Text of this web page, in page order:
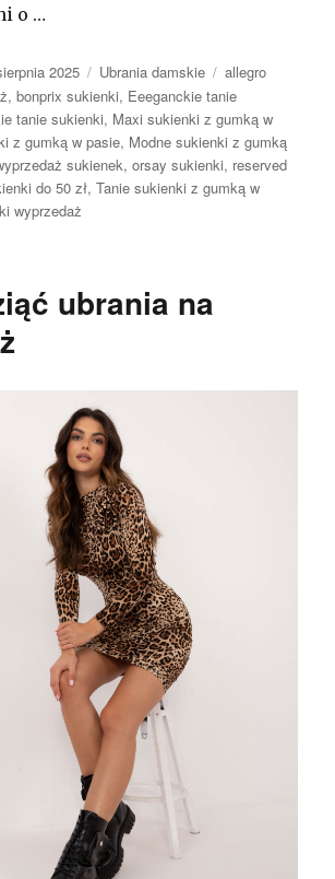
o …
2025 Kategorie
Ubrania damskie Tagi
allegro
,bonprix sukienki, Eeeganckie tanie
tanie sukienki, Maxi sukienki z gumką w
z gumką w pasie, Modne sukienki z gumką
sukienek,orsay sukienki, reserved
do 50 zł,Tanie sukienki z gumką w
wyprzedaż
ubrania na